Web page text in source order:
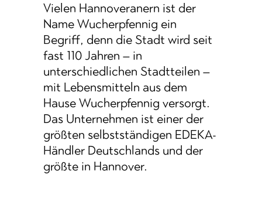
Vielen Hannoveranern ist der
Name Wucherpfennig ein
Begriff, denn die Stadt wird seit
fast 110 Jahren – in
unterschiedlichen Stadtteilen –
mit Lebensmitteln aus dem
Hause Wucherpfennig versorgt.
Das Unternehmen ist einer der
größten selbstständigen EDEKA-
Händler Deutschlands und der
größte in Hannover.